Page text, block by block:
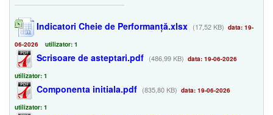
Indicatori Cheie de Performanță.xlsx (17,52 KB) data: 19-
06-2026 utilizator: 1
Scrisoare de asteptari.pdf (486,99 KB) data: 19-06-2026
utilizator: 1
Componenta initiala.pdf (835,80 KB) data: 19-06-2026
utilizator: 1